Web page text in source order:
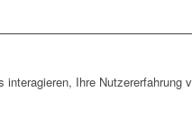
Ihre Nutzererfahrung